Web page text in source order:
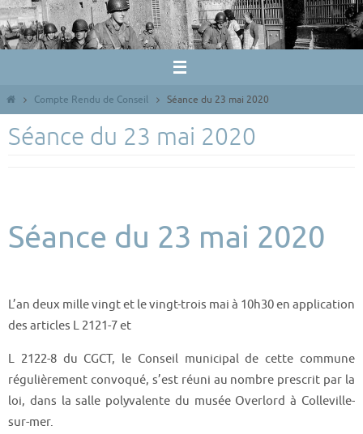
Passer
vers
le
HomeCompte Rendu de Conseil Séance du 23 mai 2020
Séance du 23 mai 2020
Séance du 23 mai 2020
L’an deux mille vingt et le vingt-trois mai à 10h30 en application
des articles L 2121-7 et
L 2122-8 du CGCT, le Conseil municipal de cette commune
régulièrement convoqué, s’est réuni au nombre prescrit par la
loi, dans la salle polyvalente du musée Overlord à Colleville-
sur-mer.